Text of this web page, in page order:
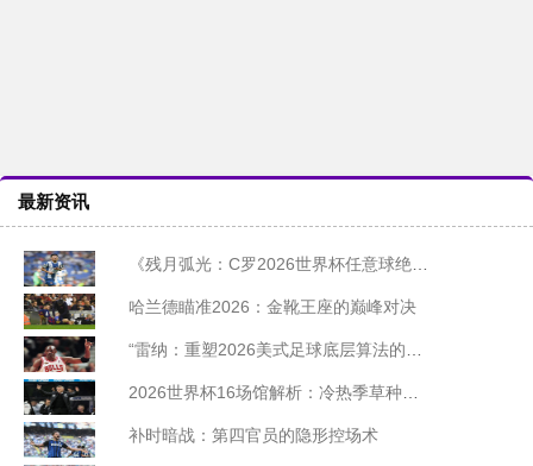
最新资讯
《残月弧光：C罗2026世界杯任意球绝杀封神记》
哈兰德瞄准2026：金靴王座的巅峰对决
“雷纳：重塑2026美式足球底层算法的静默革命”
2026世界杯16场馆解析：冷热季草种动态切换策略与赛事适应性评估
补时暗战：第四官员的隐形控场术